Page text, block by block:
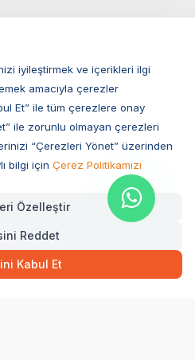
Hızlı Teslimat
SEPETE EKLE
Sorulan Sorular
Başiskele / KOCAELİ
iyileştirmek ve içerikleri ilgi
amacıyla çerezler
Et” ile tüm çerezlere onay
ile zorunlu olmayan çerezleri
“Çerezleri Yönet” üzerinden
bilgi için Çerez Politikamızı
Özelleştir
Reddet
Kabul Et